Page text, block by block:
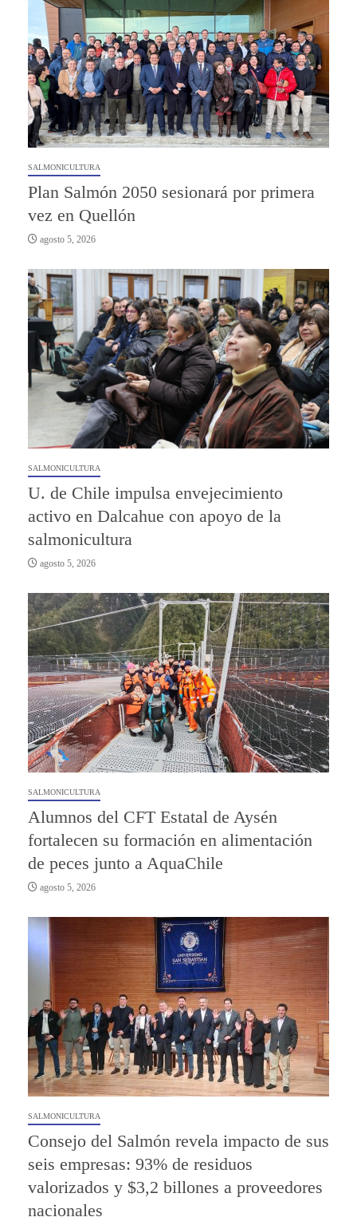
SALMONICULTURA
Plan Salmón 2050 sesionará por primera
vez en Quellón
agosto 5, 2026
SALMONICULTURA
U. de Chile impulsa envejecimiento
activo en Dalcahue con apoyo de la
salmonicultura
agosto 5, 2026
SALMONICULTURA
Alumnos del CFT Estatal de Aysén
fortalecen su formación en alimentación
de peces junto a AquaChile
agosto 5, 2026
SALMONICULTURA
Consejo del Salmón revela impacto de sus
seis empresas: 93% de residuos
valorizados y $3,2 billones a proveedores
nacionales